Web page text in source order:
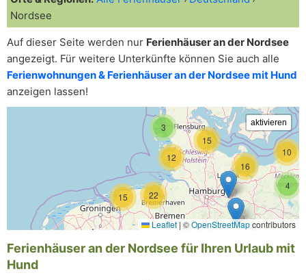
Nordsee
Auf dieser Seite werden nur Ferienhäuser an der Nordsee
angezeigt. Für weitere Unterkünfte können Sie auch alle
Ferienwohnungen & Ferienhäuser an der Nordsee mit Hund
anzeigen lassen!
4
3
22
15
12
10
16
15
Leaflet | ©OpenStreetMapcontributors
Ferienhäuser an der Nordsee für Ihren Urlaub mit
Hund